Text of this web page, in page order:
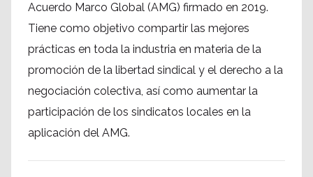
Acuerdo Marco Global (AMG) firmado en 2019.
Tiene como objetivo compartir las mejores
prácticas en toda la industria en materia de la
promoción de la libertad sindical y el derecho a la
negociación colectiva, así como aumentar la
participación de los sindicatos locales en la
aplicación del AMG.